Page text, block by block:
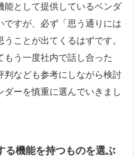
能として提供しているベンダ
ですが、必ず「思う通りには
ことが出てくるはずです。
もう一度社内で話し合った
判なども参考にしながら検討
ダーを慎重に選んでいきまし
る機能を持つものを選ぶ